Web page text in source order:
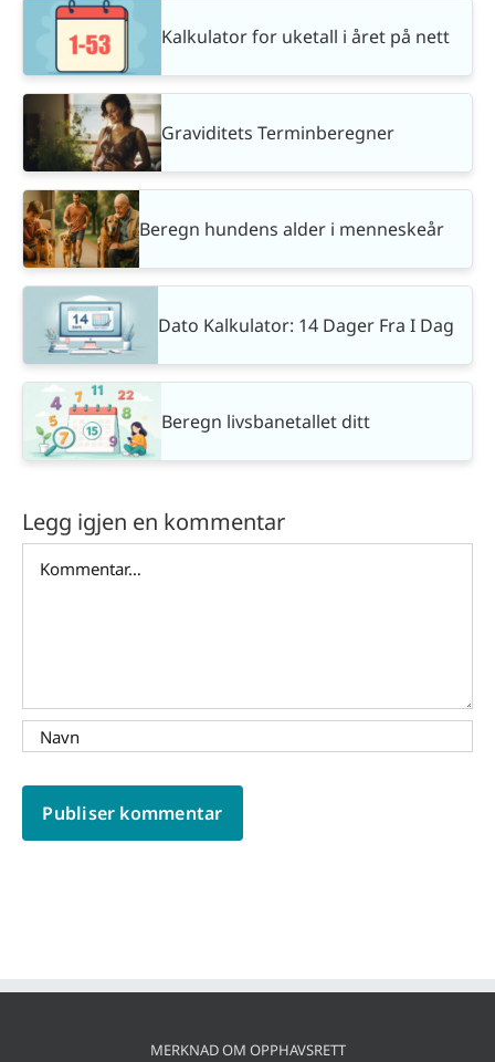
Kalkulator for uketall i året på nett
Graviditets Terminberegner
Beregn hundens alder i menneskeår
Dato Kalkulator: 14 Dager Fra I Dag
Beregn livsbanetallet ditt
Legg igjen en kommentar
MERKNAD OM OPPHAVSRETT